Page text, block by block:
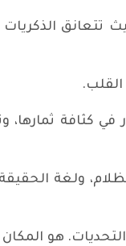
الذكريات
في كثافة
ولغة
هو